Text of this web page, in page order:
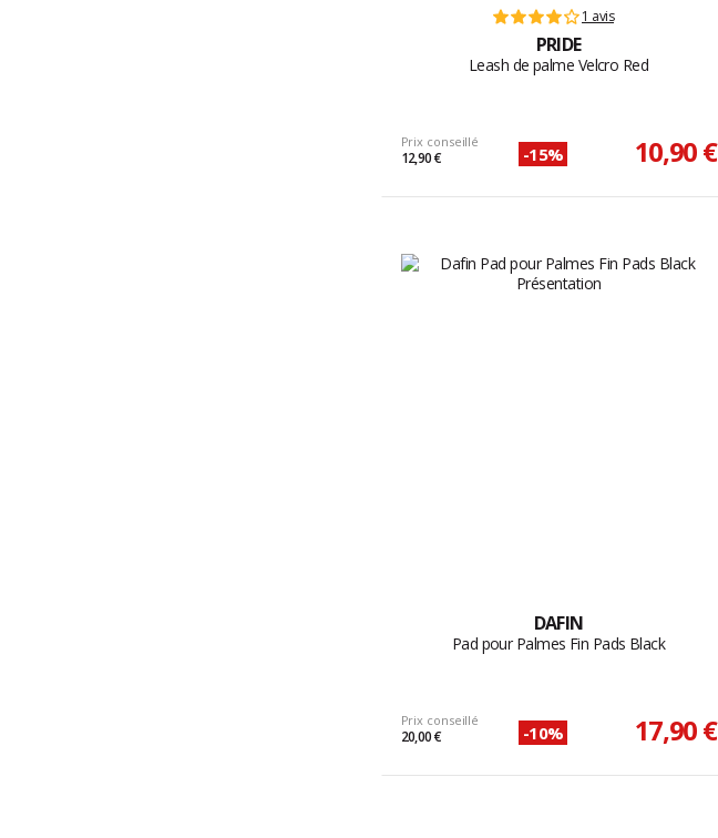
1 avis
PRIDE
Leash de palme Velcro Red
Prix conseillé
12,90 € -15% 10,90 €
DAFIN
Pad pour Palmes Fin Pads Black
Prix conseillé
20,00 € -10% 17,90 €